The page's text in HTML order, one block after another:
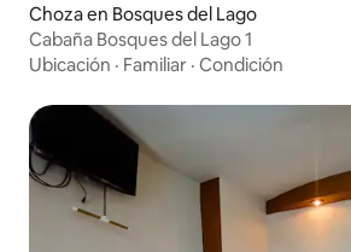
Choza en Bosques del Lago
Cabaña Bosques del Lago 1
Ubicación · Familiar · Condición